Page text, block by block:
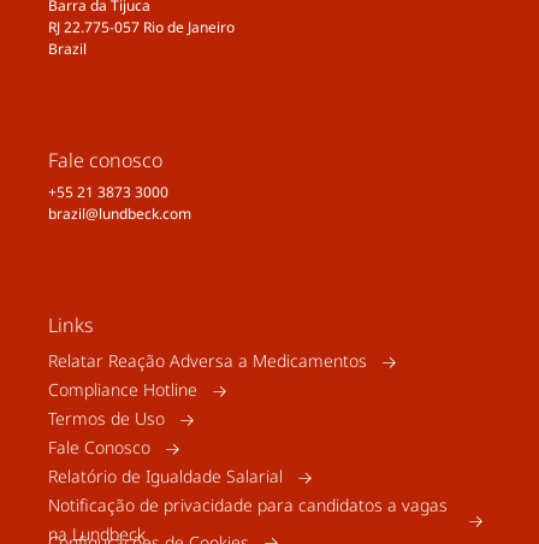
Barra da Tijuca
RJ 22.775-057 Rio de Janeiro
Brazil
Fale conosco
+55 21 3873 3000
brazil@lundbeck.com
Links
Relatar Reação Adversa a Medicamentos
Compliance Hotline
Termos de Uso
Fale Conosco
Relatório de Igualdade Salarial
Notificação de privacidade para candidatos a vagas
na Lundbeck